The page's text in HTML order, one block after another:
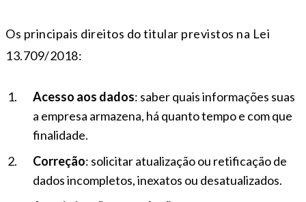
Os principais direitos do titular previstos na Lei
13.709/2018:
Acesso aos dados: saber quais informações suas
a empresa armazena, há quanto tempo e com que
finalidade.
Correção: solicitar atualização ou retificação de
dados incompletos, inexatos ou desatualizados.